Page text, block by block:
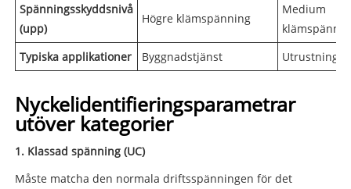
Spänningsskyddsnivå
(upp)
Högre klämspänning
Medium
Typiska applikationer
Byggnadstjänst
Nyckelidentifieringsparametrar
utöver kategorier
1. Klassad spänning (UC)
Måste matcha den normala driftsspänningen för det